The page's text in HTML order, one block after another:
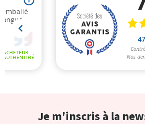
Je m'inscris à la